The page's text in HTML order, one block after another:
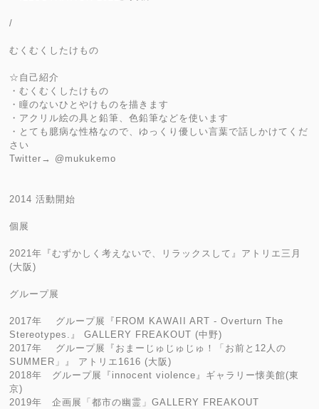
/
むくむくしたけもの
☆自己紹介
・むくむくしたけもの
・瞳のないひとやけものを描きます
・アクリル絵の具と鉛筆、色鉛筆などを使います
・とても臆病な性格なので、ゆっくり優しい言葉で話しかけてくだ
さい
Twitter→ @mukukemo
2014 活動開始
個展
2021年『むずかしく考えないで、リラックスして』アトリエ三月
(大阪)
グループ展
2017年 グループ展『FROM KAWAII ART - Overturn The
Stereotypes.』 GALLERY FREAKOUT (中野)
2017年 グループ展『おまーじゅじゅじゅ！「お前と12人の
SUMMER」』 アトリエ1616 (大阪)
2018年 グループ展『innocent violence』ギャラリー懐美館(東
京)
2019年 企画展「都市の幽霊」GALLERY FREAKOUT